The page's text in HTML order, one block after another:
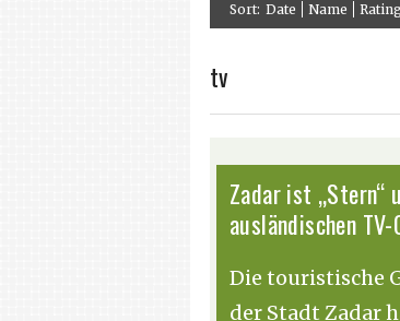
Sort: Date Name Rating
tv
Zadar ist „Stern“
ausländischen TV-
Die touristische
der Stadt Zadar